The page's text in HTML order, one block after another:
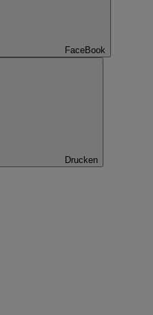
FaceBook
Drucken